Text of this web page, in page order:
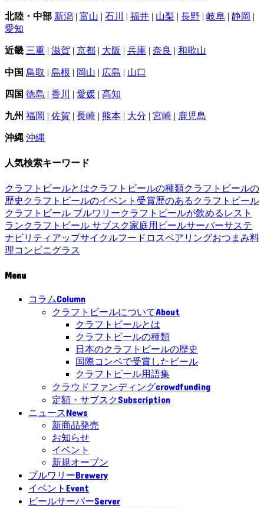
北陸・中部 新潟 | 富山 | 石川 | 福井 | 山梨 | 長野 | 岐阜 | 静岡 |
愛知
近畿 三重 | 滋賀 | 京都 | 大阪 | 兵庫 | 奈良 | 和歌山
中国 鳥取 | 島根 | 岡山 | 広島 | 山口
四国 徳島 | 香川 | 愛媛 | 高知
九州 福岡 | 佐賀 | 長崎 | 熊本 | 大分 | 宮崎 | 鹿児島
沖縄 沖縄
人気検索キーワード
クラフトビールとはクラフトビールの種類クラフトビールの
歴史 クラフトビールのイベント 受賞歴のあるクラフトビール
クラフトビール ブルワリークラフトビールが飲めるレスト
ランクラフトビール サブスク家庭用ビールサーバーサステ
ナビリティ アップサイクルフードロスペアリングおつまみ料
理コンビニグラス
Menu
コラムColumn
クラフトビールについてAbout
クラフトビールとは
クラフトビールの種類
日本のクラフトビールの歴史
国際コンペで受賞したビール
クラフトビール用語集
クラウドファンディングcrowdfunding
定額・サブスクSubscription
ニュースNews
新商品発売
お知らせ
イベント
新規オープン
ブルワリーBrewery
イベント Event
ビールサーバーServer